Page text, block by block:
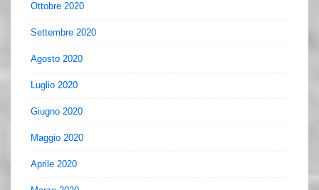
Ottobre 2020
Settembre 2020
Agosto 2020
Luglio 2020
Giugno 2020
Maggio 2020
Aprile 2020